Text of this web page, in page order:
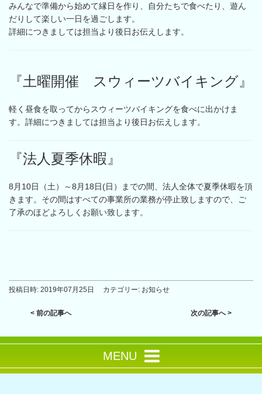
みんなで準備から始めて縁日を作り、自分たちで食べたり、遊ん
だりして楽しい一日を過ごします。
詳細につきましては担当より後日お伝えします。
『土曜開催 スウィーツバイキング』
軽く昼食を取ってからスウィーツバイキングを食べに出かけま
す。詳細につきましては担当より後日お伝えします。
『法人夏季休暇』
8月10日（土）～8月18日(日）までの間、法人全体で夏季休暇を頂
きます。その間はすべての事業所の業務が停止致しますので、ご
了承のほどよろしくお願い致します。
投稿日時: 2019年07月25日 カテゴリー: お知らせ
< 前の記事へ 次の記事へ >
MENU